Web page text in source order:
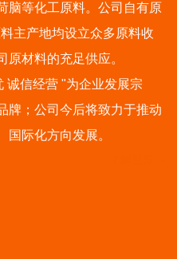
脑等化工原料。公司自有原
主产地均设立众多原料收
原材料的充足供应。
诚信经营 "为企业发展宗
牌；公司今后将致力于推动
国际化方向发展。